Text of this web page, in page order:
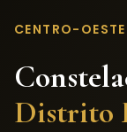
CENTRO-OESTE
Distrito